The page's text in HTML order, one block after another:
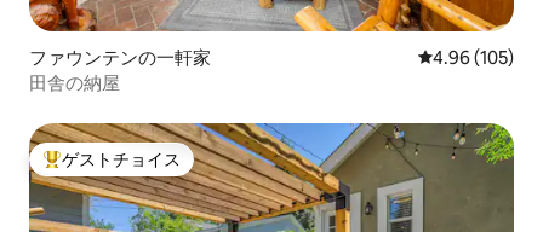
ファウンテンの一軒家 レビュー105
4.96 (105)
田舎の納屋
大好評のゲストチョイスです。
ゲストチョイス